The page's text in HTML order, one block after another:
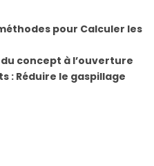
pour Calculer les
concept à l’ouverture
: Réduire le gaspillage